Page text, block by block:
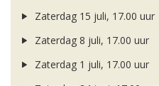
Zaterdag 15 juli, 17.00 uur
Zaterdag 8 juli, 17.00 uur
Zaterdag 1 juli, 17.00 uur